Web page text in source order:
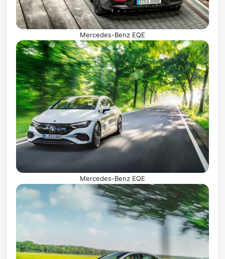
Mercedes-Benz EQE
Mercedes-Benz EQE